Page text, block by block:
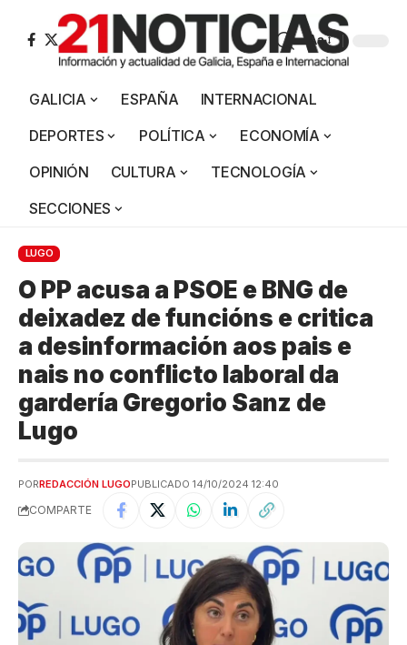
Aa
GALICIA ESPAÑA
INTERNACIONAL
DEPORTES
POLÍTICA
ECONOMÍA
OPINIÓN
CULTURA
TECNOLOGÍA
SECCIONES
LUGO
O PP acusa a PSOE e BNG de
deixadez de funcións e critica
a desinformación aos pais e
nais no conflicto laboral da
gardería Gregorio Sanz de
Lugo
PORREDACCIÓN LUGOPUBLICADO 14/10/2024 12:40
COMPARTE